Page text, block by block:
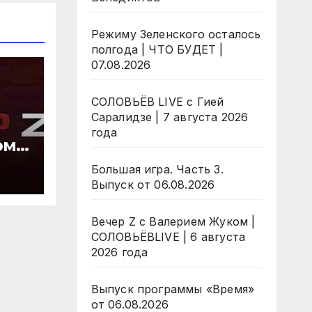
|
Режиму Зеленского осталось
полгода | ЧТО БУДЕТ |
07.08.2026
СОЛОВЬЁВ LIVE с Гией
Саралидзе | 7 августа 2026
года
Большая игра. Часть 3.
Выпуск от 06.08.2026
Вечер Z с Валерием Жуком |
СОЛОВЬЁВLIVE | 6 августа
2026 года
Выпуск программы «Время»
от 06.08.2026